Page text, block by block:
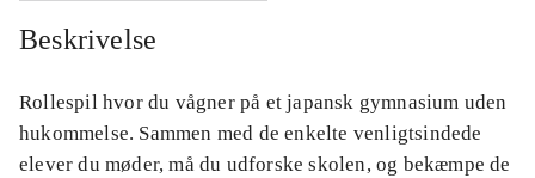
Beskrivelse
Rollespil hvor du vågner på et japansk gymnasium uden
hukommelse. Sammen med de enkelte venligtsindede
elever du møder, må du udforske skolen, og bekæmpe de